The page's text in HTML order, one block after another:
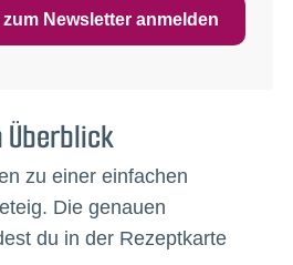
Newsletter anmelden
zu einer einfachen
Die genauen
du in der Rezeptkarte